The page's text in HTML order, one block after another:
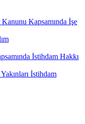
Kapsamında İşe
İstihdam Hakkı
İstihdam